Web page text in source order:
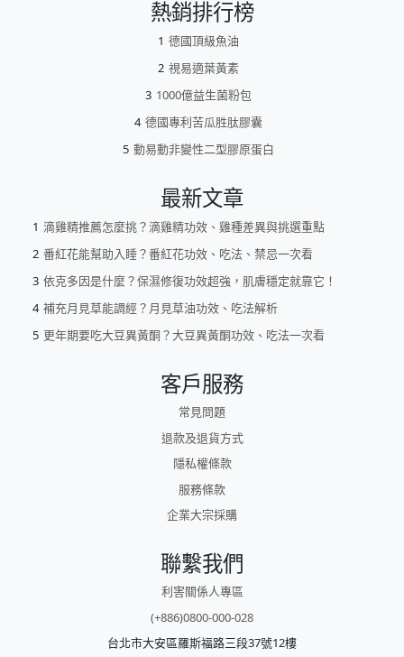
熱銷排行榜
德國頂級魚油
視易適葉黃素
1000億益生菌粉包
德國專利苦瓜胜肽膠囊
動易動非變性二型膠原蛋白
最新文章
滴雞精推薦怎麼挑？滴雞精功效、雞種差異與挑選重點
番紅花能幫助入睡？番紅花功效、吃法、禁忌一次看
依克多因是什麼？保濕修復功效超強，肌膚穩定就靠它！
補充月見草能調經？月見草油功效、吃法解析
更年期要吃大豆異黃酮？大豆異黃酮功效、吃法一次看
客戶服務
常見問題
退款及退貨方式
隱私權條款
服務條款
企業大宗採購
聯繫我們
利害關係人專區
(+886)0800-000-028
台北市大安區羅斯福路三段37號12樓